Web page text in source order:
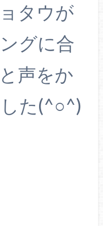
タウが
グに合
声をか
た(^○^)